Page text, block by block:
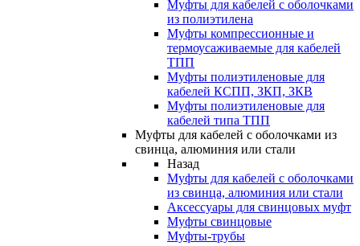
Муфты для кабелей с оболочками
из полиэтилена
Муфты компрессионные и
термоусаживаемые для кабелей
ТПП
Муфты полиэтиленовые для
кабелей КСПП, ЗКП, ЗКВ
Муфты полиэтиленовые для
кабелей типа ТПП
Муфты для кабелей с оболочками из
свинца, алюминия или стали
Назад
Муфты для кабелей с оболочками
из свинца, алюминия или стали
Аксессуары для свинцовых муфт
Муфты свинцовые
Муфты-трубы